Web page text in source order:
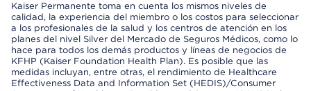
Kaiser Permanente toma en cuenta los mismos niveles de
calidad, la experiencia del miembro o los costos para seleccionar
a los profesionales de la salud y los centros de atención en los
planes del nivel Silver del Mercado de Seguros Médicos, como lo
hace para todos los demás productos y líneas de negocios de
KFHP (Kaiser Foundation Health Plan). Es posible que las
medidas incluyan, entre otras, el rendimiento de Healthcare
Effectiveness Data and Information Set (HEDIS)/Consumer